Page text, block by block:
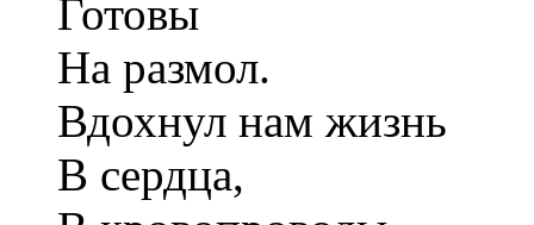
Готовы
На размол.
Вдохнул нам жизнь
В сердца,